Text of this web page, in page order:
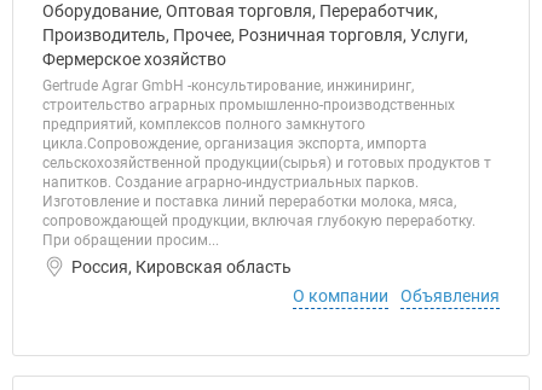
Оборудование, Оптовая торговля, Переработчик,
Производитель, Прочее, Розничная торговля, Услуги,
Фермерское хозяйство
Gertrude Agrar GmbH -консультирование, инжиниринг,
строительство аграрных промышленно-производственных
предприятий, комплексов полного замкнутого
цикла.Сопровождение, организация экспорта, импорта
сельскохозяйственной продукции(сырья) и готовых продуктов т
напитков. Создание аграрно-индустриальных парков.
Изготовление и поставка линий переработки молока, мяса,
сопровождающей продукции, включая глубокую переработку.
При обращении просим...
Россия, Кировская область
О компании
Объявления